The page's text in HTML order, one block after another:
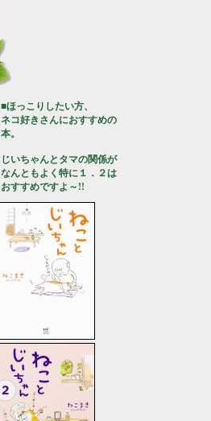
■ほっこりしたい方、
ネコ好きさんにおすすめの
本。
じいちゃんとタマの関係が
なんともよく特に１．２は
おすすめですよ～!!